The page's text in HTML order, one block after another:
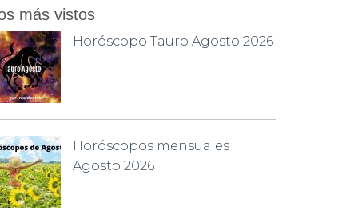
más vistos
Horóscopo Tauro Agosto 2026
Horóscopos mensuales
Agosto 2026